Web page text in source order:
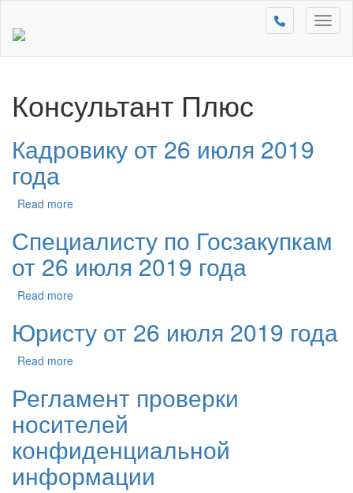
Консультант Плюс
Кадровику от 26 июля 2019
года
Read more
Специалисту по Госзакупкам
от 26 июля 2019 года
Read more
Юристу от 26 июля 2019 года
Read more
Регламент проверки
носителей
конфиденциальной
информации